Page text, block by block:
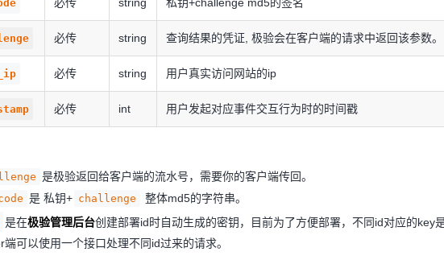
必传 string 查询结果的凭证, 极验会在客户端的请求中返回该参数。
必传 string 用户真实访问网站的ip
必传 int 用户发起对应事件交互行为时的时间戳
是极验返回给客户端的流水号，需要你的客户端传回。
是 私钥+ challenge 整体md5的字符串。
是在极验管理后台创建部署id时自动生成的密钥，目前为了方便部署，不同id对应的key
端可以使用一个接口处理不同id过来的请求。